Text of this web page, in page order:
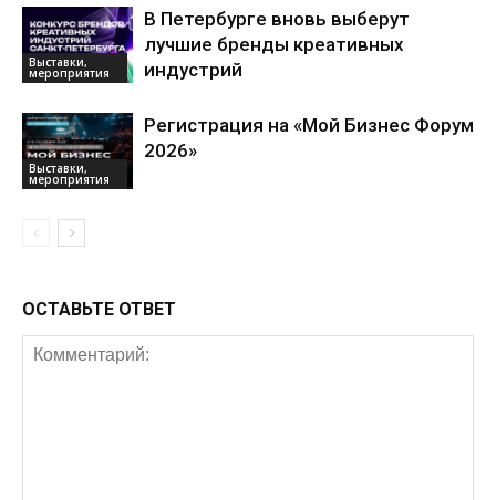
Выставки,
мероприятия
В Петербурге вновь выберут
лучшие бренды креативных
индустрий
Выставки,
мероприятия
Регистрация на «Мой Бизнес Форум
2026»
ОСТАВЬТЕ ОТВЕТ